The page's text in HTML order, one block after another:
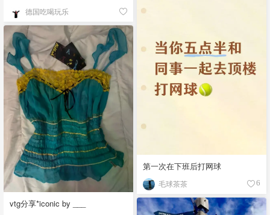
德国吃喝玩乐
第一次在下班后打网球
毛球茶茶 6
vtg分享*iconic by ___